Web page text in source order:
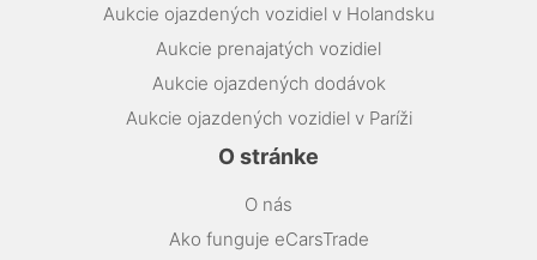
Aukcie ojazdených vozidiel v Holandsku
Aukcie prenajatých vozidiel
Aukcie ojazdených dodávok
Aukcie ojazdených vozidiel v Paríži
O stránke
O nás
Ako funguje eCarsTrade